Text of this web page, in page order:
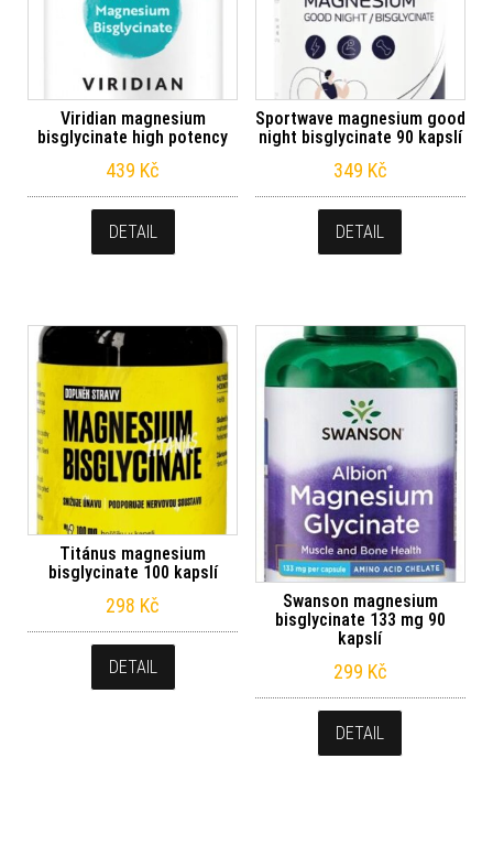
Viridian magnesium
bisglycinate high potency
439 Kč
DETAIL
Sportwave magnesium good
night bisglycinate 90 kapslí
349 Kč
DETAIL
Titánus magnesium
bisglycinate 100 kapslí
298 Kč
DETAIL
Swanson magnesium
bisglycinate 133 mg 90
kapslí
299 Kč
DETAIL